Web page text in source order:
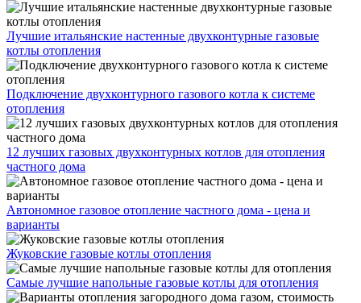
Лучшие итальянские настенные двухконтурные газовые
котлы отопления
Подключение двухконтурного газового котла к системе
отопления
12 лучших газовых двухконтурных котлов для отопления
частного дома
Автономное газовое отопление частного дома - цена и
варианты
Жуковские газовые котлы отопления
Самые лучшие напольные газовые котлы для отопления